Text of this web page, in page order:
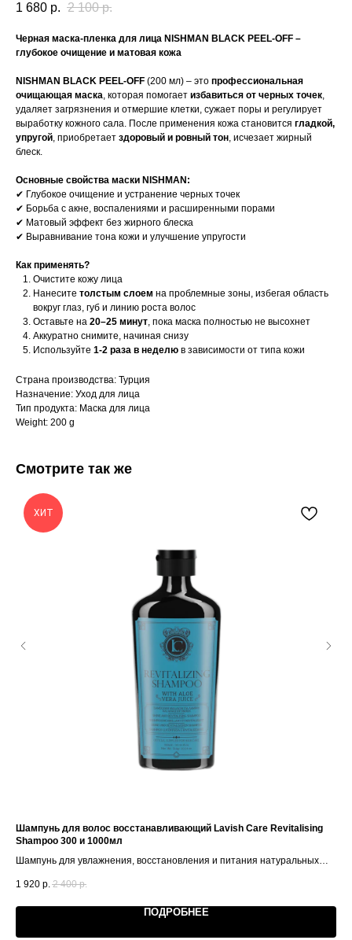
1 680 р. 2 100 р.
Черная маска-пленка для лица NISHMAN BLACK PEEL-OFF –
глубокое очищение и матовая кожа
NISHMAN BLACK PEEL-OFF (200 мл) – это профессиональная
очищающая маска, которая помогает избавиться от черных точек,
удаляет загрязнения и отмершие клетки, сужает поры и регулирует
выработку кожного сала. После применения кожа становится гладкой,
упругой, приобретает здоровый и ровный тон, исчезает жирный
блеск.
Основные свойства маски NISHMAN:
✔ Глубокое очищение и устранение черных точек
✔ Борьба с акне, воспалениями и расширенными порами
✔ Матовый эффект без жирного блеска
✔ Выравнивание тона кожи и улучшение упругости
Как применять?
Очистите кожу лица
Нанесите толстым слоем на проблемные зоны, избегая область
вокруг глаз, губ и линию роста волос
Оставьте на 20–25 минут, пока маска полностью не высохнет
Аккуратно снимите, начиная снизу
Используйте 1-2 раза в неделю в зависимости от типа кожи
Страна производства: Турция
Назначение: Уход для лица
Тип продукта: Маска для лица
Weight: 200 g
Смотрите так же
ХИТ
Шампунь для волос восстанавливающий Lavish Care Revitalising
Shampoo 300 и 1000мл
Шампунь для увлажнения, восстановления и питания натуральных
1 920 р. 2 400 р.
ПОДРОБНЕЕ